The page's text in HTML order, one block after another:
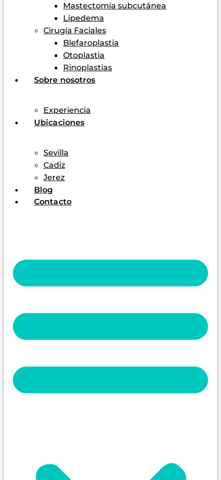
Mastectomía subcutánea
Lipedema
Cirugía Faciales
Blefaroplastia
Otoplastia
Rinoplastias
Sobre nosotros
Experiencia
Ubicaciones
Sevilla
Cadiz
Jerez
Blog
Contacto